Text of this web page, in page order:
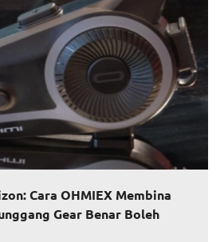
Cara OHMIEX Membina
Gear Benar Boleh